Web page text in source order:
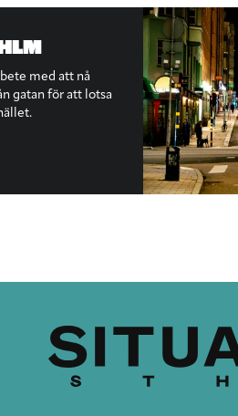
med att nå
gatan för att lotsa